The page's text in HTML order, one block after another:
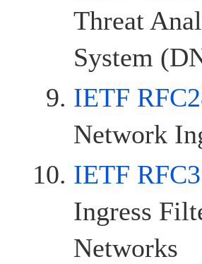
Threat
System
IETF
Network
IETF
Ingress
Networks